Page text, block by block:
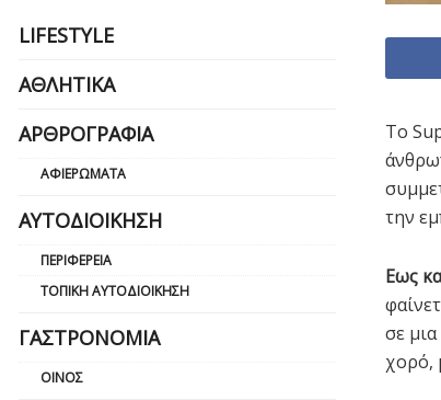
Το
την
Εως
σε
χορό,
LIFESTYLE
ΑΘΛΗΤΙΚΆ
ΑΡΘΡΟΓΡΑΦΊΑ
ΑΦΙΕΡΏΜΑΤΑ
ΑΥΤΟΔΙΟΊΚΗΣΗ
ΠΕΡΙΦΈΡΕΙΑ
ΤΟΠΙΚΉ ΑΥΤΟΔΙΟΊΚΗΣΗ
ΓΑΣΤΡΟΝΟΜΊΑ
ΟΊΝΟΣ